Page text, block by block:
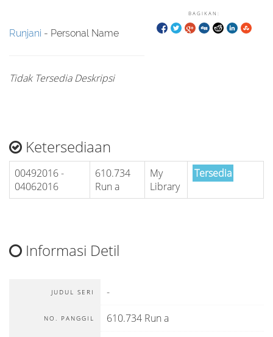
BAGIKAN:
Runjani - Personal Name
Tidak Tersedia Deskripsi
Ketersediaan
00492016 -
04062016
610.734
Run a
My
Library
Tersedia
Informasi Detil
JUDUL SERI -
NO. PANGGIL 610.734 Run a